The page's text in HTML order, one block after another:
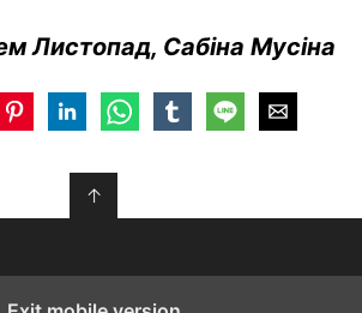
Листопад, Сабіна Мусіна
↑